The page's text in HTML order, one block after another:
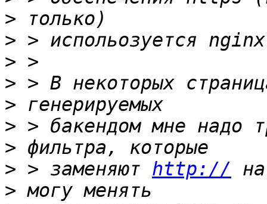
>
>
>
>
>
>
>
> > заменяют http://
>